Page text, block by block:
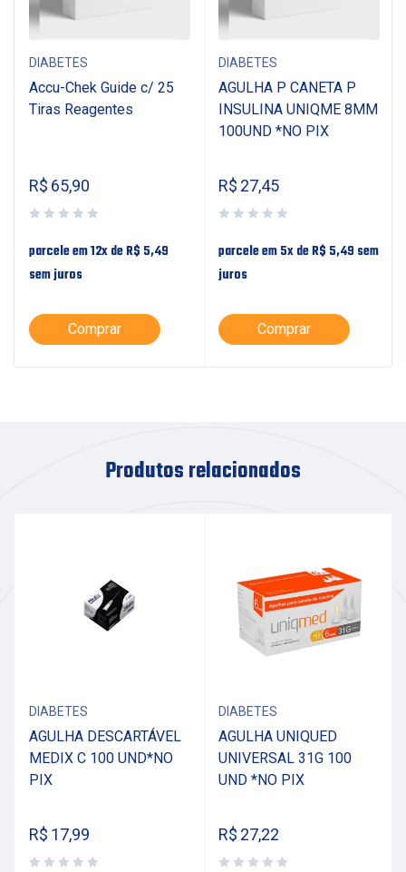
DIABETES
Accu-Chek Guide c/ 25
Tiras Reagentes
R$ 65,90
parcele em 12x deR$ 5,49
sem juros
Comprar
DIABETES
AGULHA P CANETA P
INSULINA UNIQME 8MM
100UND *NO PIX
R$ 27,45
parcele em 5x deR$ 5,49 sem
juros
Comprar
Produtos relacionados
DIABETES
AGULHA DESCARTÁVEL
MEDIX C 100 UND*NO
PIX
R$ 17,99
DIABETES
AGULHA UNIQUED
UNIVERSAL 31G 100
UND *NO PIX
R$ 27,22